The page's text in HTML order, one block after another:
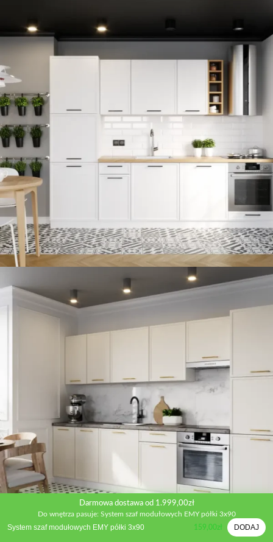
Darmowa dostawa od 1.999,00zł
Do wnętrza pasuje: System szaf modułowych EMY półki 3x90
System szaf modułowych EMY półki 3x90 159,00zł DODAJ